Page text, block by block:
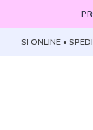
contenuto
ONLINE •